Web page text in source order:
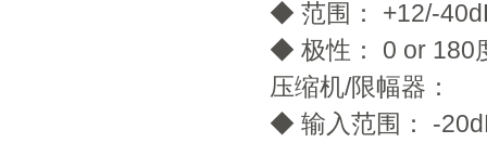
◆ 范围： +12/-
◆ 极性： 0 or 180
压缩机/限幅器：
◆ 输入范围： -